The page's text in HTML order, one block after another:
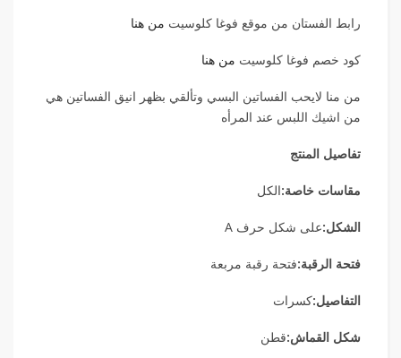
رابط الفستان من موقع فوغا كلوسيت من هنا
كود خصم فوغا كلوسيت من هنا
من منا لايحب الفساتين البسي وتألقي بظهر انيق الفساتين هي
من اشيك اللبس عند المرأه
تفاصيل المنتج
مقاسات خاصة:الكل
الشكل:على شكل حرف A
فتحة الرقبة:فتحة رقبة مربعة
التفاصيل:كسرات
شكل القماش:قطن